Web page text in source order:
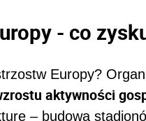
- co
Europy?
aktywności
– budowa